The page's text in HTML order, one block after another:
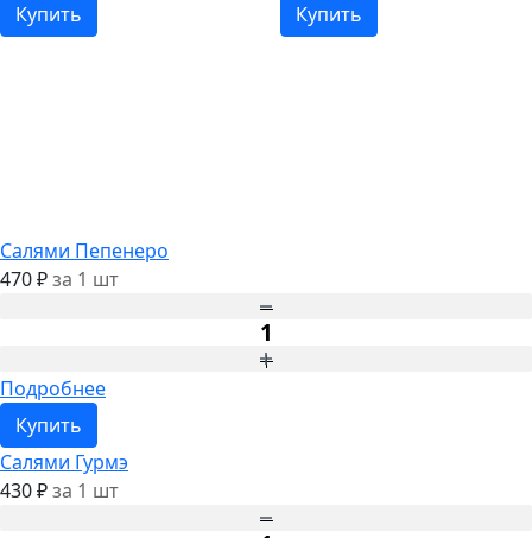
Купить
Купить
Салями Пепенеро
470 ₽за 1 шт
Подробнее
Купить
Салями Гурмэ
430 ₽за 1 шт